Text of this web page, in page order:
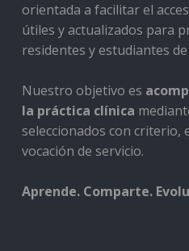
orientada a facilitar el
útiles y actualizados para
residentes y estudiantes
Nuestro objetivo es
la práctica clínica
seleccionados con criterio,
vocación de servicio.
Aprende. Comparte.